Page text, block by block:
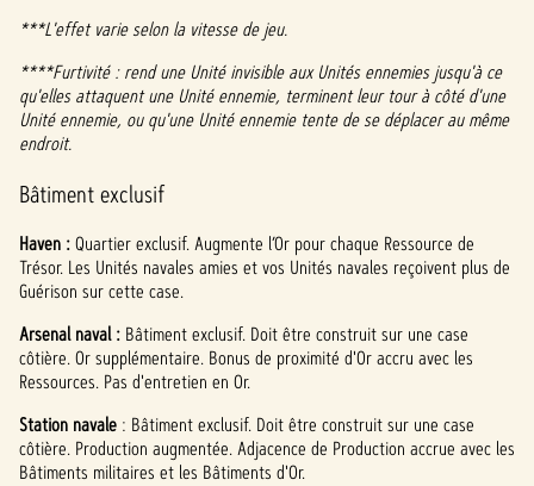
***L'effet varie selon la vitesse de jeu.
****Furtivité : rend une Unité invisible aux Unités ennemies jusqu'à ce
qu'elles attaquent une Unité ennemie, terminent leur tour à côté d'une
Unité ennemie, ou qu'une Unité ennemie tente de se déplacer au même
endroit.
Bâtiment exclusif
Haven :Quartier exclusif. Augmente l’Or pour chaque Ressource de
Trésor. Les Unités navales amies et vos Unités navales reçoivent plus de
Guérison sur cette case.
Arsenal naval : Bâtiment exclusif. Doit être construit sur une case
côtière. Or supplémentaire. Bonus de proximité d'Or accru avec les
Ressources. Pas d'entretien en Or.
Station navale : Bâtiment exclusif. Doit être construit sur une case
côtière. Production augmentée. Adjacence de Production accrue avec les
Bâtiments militaires et les Bâtiments d'Or.